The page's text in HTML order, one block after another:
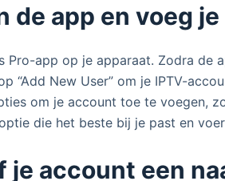
de app en voeg
Pro-app op je apparaat. Zodra de
“Add New User” om je IPTV-
om je account toe te voegen,
die het beste bij je past en
je account een